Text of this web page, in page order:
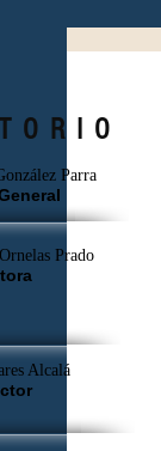
Parra
Prado
Alcalá